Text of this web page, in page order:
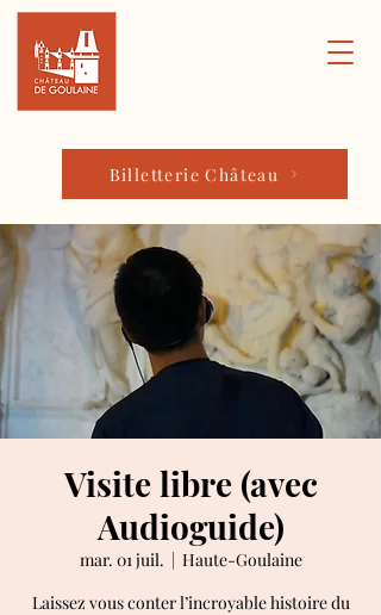
Billetterie Château
Visite libre (avec
Audioguide)
mar. 01 juil.
  |
Haute-Goulaine
Laissez vous conter l’incroyable histoire du